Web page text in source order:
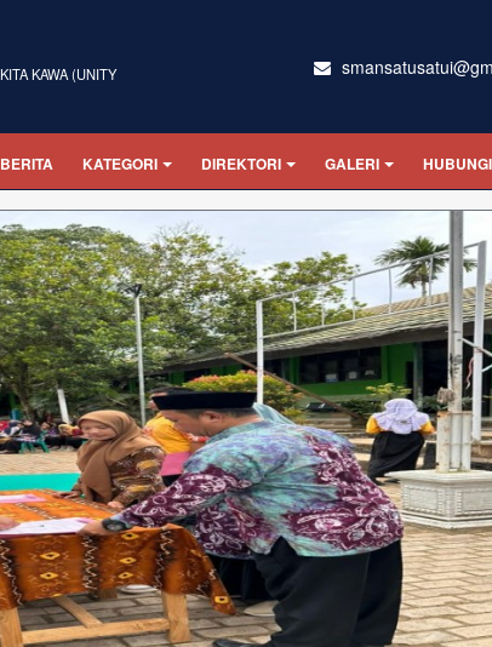
KAWA (UNITY
BERITA KATEGORI DIREKTORI GALERI